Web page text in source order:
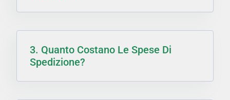
3. Quanto Costano Le Spese Di
Spedizione?